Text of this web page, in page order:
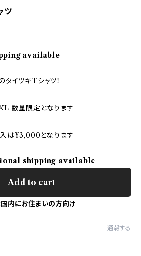
ツ
available
タイツキTシャツ！
数量限定となります
は¥3,000となります
shipping available
Add to cart
国内にお住まいの方向け
通報する